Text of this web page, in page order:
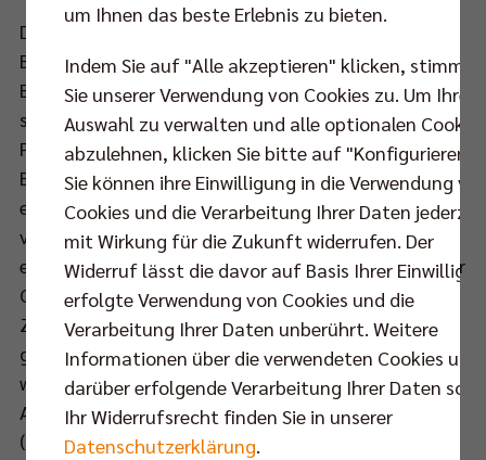
Die BR Volleys gingen in der zu erwartenden Playoff-
Besetzung in dieses erste Viertelfinalmatch. Im
Block war Youngster Anton Brehme, der wie mehrere
seiner Teamkollegen zuletzt gegen Herrsching eine
Pause bekam, zurück und sofort präsent. Das
Berliner Block- und Abwehrverhalten ließ nur wenige
erfolgreiche Angriffe des Heimteams zu und Asse
von Éder (5:2) und Timothée Carle (13:7) standen
exemplarisch für den sehr hohen Aufschlagdruck der
Gäste. Die BR Volleys zeigten die nötige
Zielstrebigkeit, die es in den Playoffs braucht und
gaben keinen Deut nach. Benjamin Patch legte ein
weiteres Service-Ass nach (18:10) und der
Auftaktsatz ging verdient an die Hauptstädter
(25:16).
um Ihnen das beste Erlebnis zu bieten.
Indem Sie auf "Alle akzeptieren" klicken, stimmen
Sie unserer Verwendung von Cookies zu. Um Ihre
Auswahl zu verwalten und alle optionalen Cookies
abzulehnen, klicken Sie bitte auf "Konfigurieren".
Sie können ihre Einwilligung in die Verwendung
Cookies und die Verarbeitung Ihrer Daten
mit Wirkung für die Zukunft widerrufen. Der
Widerruf lässt die davor auf Basis Ihrer
erfolgte Verwendung von Cookies und die
Verarbeitung Ihrer Daten unberührt. Weitere
Informationen über die verwendeten Cookies und
darüber erfolgende Verarbeitung Ihrer Daten
Ihr Widerrufsrecht finden Sie in unserer
Datenschutzerklärung.